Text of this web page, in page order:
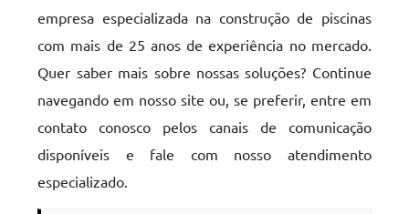
empresa especializada na construção de piscinas
com mais de 25 anos de experiência no mercado.
Quer saber mais sobre nossas soluções? Continue
navegando em nosso site ou, se preferir, entre em
contato conosco pelos canais de comunicação
disponíveis e fale com nosso atendimento
especializado.